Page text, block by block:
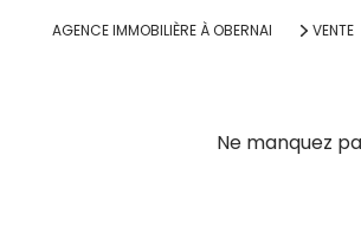
AGENCE IMMOBILIÈRE À OBERNAI VENTE
Ne manquez